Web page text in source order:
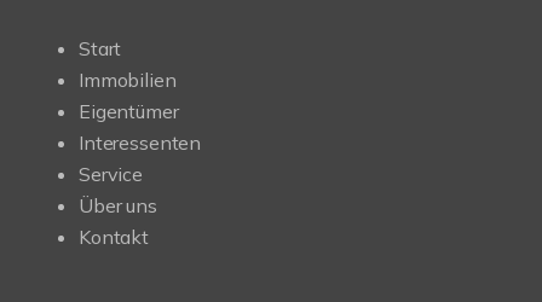
Start
Immobilien
Eigentümer
Interessenten
Service
Über uns
Kontakt